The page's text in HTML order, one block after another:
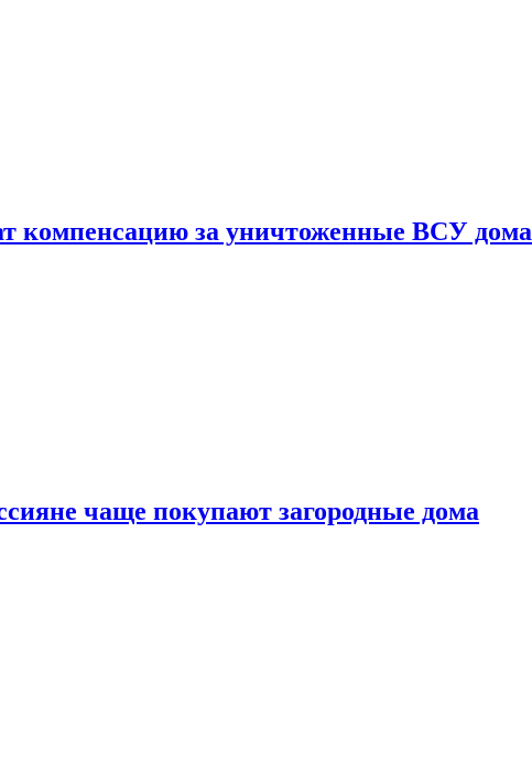
компенсацию за уничтоженные ВСУ дома
чаще покупают загородные дома